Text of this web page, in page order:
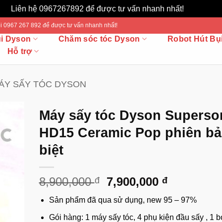
Liên hệ 0967267892 để được tư vấn nhanh nhất!
0967 267 892 để được tư vấn nhanh nhất!
Dyson Chăm sóc tóc Dyson
Robot Hút
Hỗ trợ
SẤY TÓC DYSON
Máy sấy tóc Dyson
HD15 Ceramic Pop phiên
biệt
8,900,000đ
Giá
gốc
là:
8,900,000 đ.
7,900,000 đGiá
tại
là:
Sản phẩm đã qua sử dụng, new 95 – 97%
Gói hàng: 1 máy sấy tóc, 4 phụ kiện đầu sấy , 1